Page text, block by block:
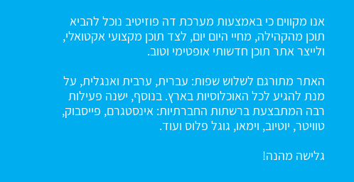
אנו מקווים כי באמצעות מערכת דה פוזיטיב נוכל להביא
תוכן מהקהילה, מחיי היום יום, לצד תוכן מקצועי אקטואלי,
ולייצר אתר תוכן חדשותי אופטימי וטוב.
האתר מתורגם לשלוש שפות: עברית, ערבית ואנגלית, על
מנת להגיע לכל האוכלוסיות בארץ. בנוסף, ישנה פעילות
רבה המתבצעת ברשתות החברתיות: אינסטגרם, פייסבוק,
טוויטר, יוטיוב, וימאו, גוגל פלוס ועוד.
גלישה מהנה!